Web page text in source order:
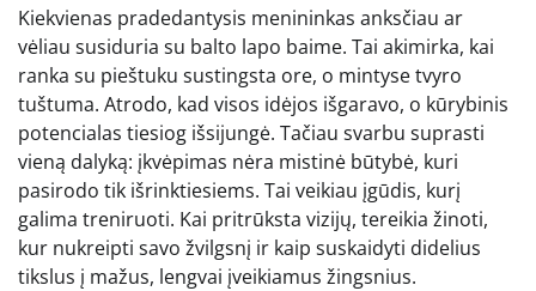
Kiekvienas pradedantysis menininkas anksčiau ar
vėliau susiduria su balto lapo baime. Tai akimirka, kai
ranka su pieštuku sustingsta ore, o mintyse tvyro
tuštuma. Atrodo, kad visos idėjos išgaravo, o kūrybinis
potencialas tiesiog išsijungė. Tačiau svarbu suprasti
vieną dalyką: įkvėpimas nėra mistinė būtybė, kuri
pasirodo tik išrinktiesiems. Tai veikiau įgūdis, kurį
galima treniruoti. Kai pritrūksta vizijų, tereikia žinoti,
kur nukreipti savo žvilgsnį ir kaip suskaidyti didelius
tikslus į mažus, lengvai įveikiamus žingsnius.